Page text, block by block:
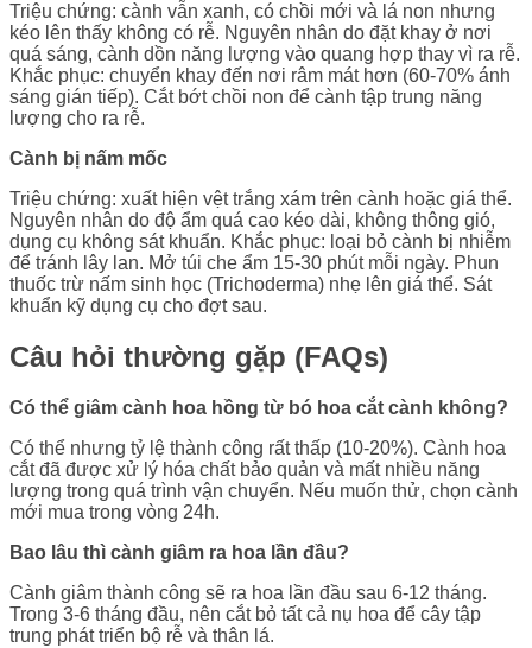
Triệu chứng: cành vẫn xanh, có chồi mới và lá non nhưng
kéo lên thấy không có rễ. Nguyên nhân do đặt khay ở nơi
quá sáng, cành dồn năng lượng vào quang hợp thay vì ra rễ.
Khắc phục: chuyển khay đến nơi râm mát hơn (60-70% ánh
sáng gián tiếp). Cắt bớt chồi non để cành tập trung năng
lượng cho ra rễ.
Cành bị nấm mốc
Triệu chứng: xuất hiện vệt trắng xám trên cành hoặc giá thể.
Nguyên nhân do độ ẩm quá cao kéo dài, không thông gió,
dụng cụ không sát khuẩn. Khắc phục: loại bỏ cành bị nhiễm
để tránh lây lan. Mở túi che ẩm 15-30 phút mỗi ngày. Phun
thuốc trừ nấm sinh học (Trichoderma) nhẹ lên giá thể. Sát
khuẩn kỹ dụng cụ cho đợt sau.
Câu hỏi thường gặp (FAQs)
Có thể giâm cành hoa hồng từ bó hoa cắt cành không?
Có thể nhưng tỷ lệ thành công rất thấp (10-20%). Cành hoa
cắt đã được xử lý hóa chất bảo quản và mất nhiều năng
lượng trong quá trình vận chuyển. Nếu muốn thử, chọn cành
mới mua trong vòng 24h.
Bao lâu thì cành giâm ra hoa lần đầu?
Cành giâm thành công sẽ ra hoa lần đầu sau 6-12 tháng.
Trong 3-6 tháng đầu, nên cắt bỏ tất cả nụ hoa để cây tập
trung phát triển bộ rễ và thân lá.